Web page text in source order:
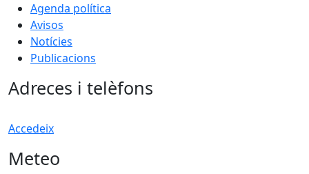
Agenda política
Avisos
Notícies
Publicacions
Adreces i telèfons
Accedeix
Meteo